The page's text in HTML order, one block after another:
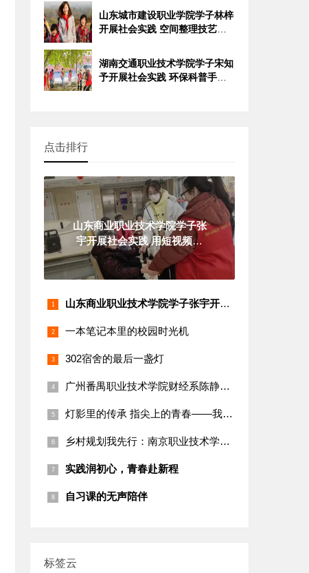
山东城市建设职业学院学子林梓
开展社会实践 空间整理技艺助
湖南交通职业技术学院学子宋知
予开展社会实践 环保科普手绘
点击排行
山东商业职业技术学院学子张
宇开展社会实践 用短视频技
能助力商
山东商业职业技术学院学子张宇开展社会实践 用短视频技能助力商
一本笔记本里的校园时光机
302宿舍的最后一盏灯
广州番禺职业技术学院财经系陈静同学参与“乡村振兴·电商助农”
灯影里的传承 指尖上的青春——我的皮影戏实践之旅
乡村规划我先行：南京职业技术学院建筑工程系陈明同学团队为盐城
实践润初心，青春赴新程
自习课的无声陪伴
标签云